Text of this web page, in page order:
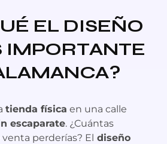
EL DISEÑO
IMPORTANTE
tienda física en una calle
escaparate. ¿Cuántas
perderías? El diseño